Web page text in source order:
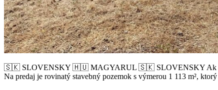
🇸🇰 SLOVENSKY 🇭🇺 MAGYARUL 🇸🇰 SLOVENSKY Ak
Na predaj je rovinatý stavebný pozemok s výmerou 1 113 m²,